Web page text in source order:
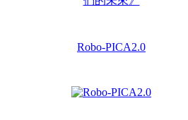
Robo-PICA2.0